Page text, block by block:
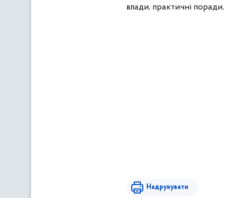
влади, практичні поради,
Надрукувати